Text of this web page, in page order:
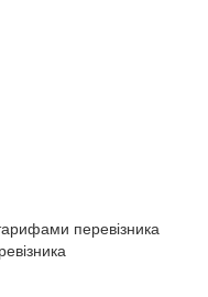
перевізника